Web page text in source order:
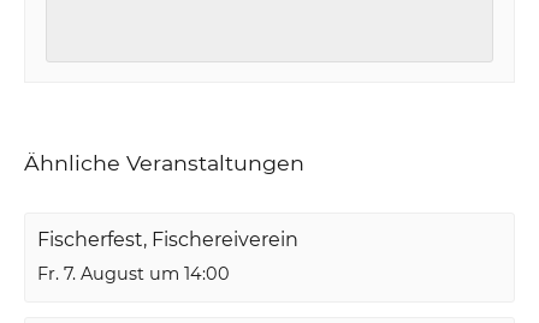
Ähnliche Veranstaltungen
Fischerfest, Fischereiverein
Fr. 7. August um 14:00